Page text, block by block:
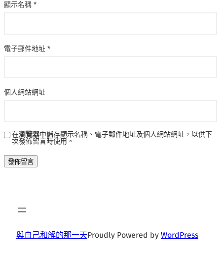
顯示名稱 *
電子郵件地址 *
個人網站網址
在瀏覽器中儲存顯示名稱、電子郵件地址及個人網站網址，以供下
次發佈留言時使用。
與自己和解的那一天Proudly Powered by WordPress